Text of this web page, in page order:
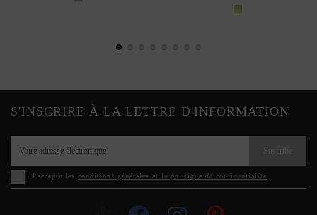
S'INSCRIRE À LA LETTRE D'INFORMATION
J'accepte les conditions générales et la politique de confidentialité